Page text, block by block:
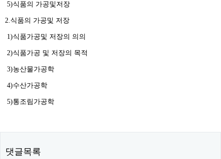
5)식품의 가공및저장
2.식품의 가공및 저장
1)식품가공및 저장의 의의
2)식품가공 및 저장의 목적
3)농산물가공학
4)수산가공학
5)통조림가공학
댓글목록